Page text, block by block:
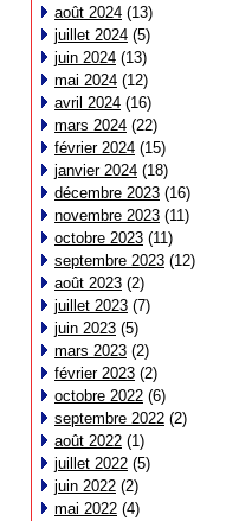
août 2024 (13)
juillet 2024 (5)
juin 2024 (13)
mai 2024 (12)
avril 2024 (16)
mars 2024 (22)
février 2024 (15)
janvier 2024 (18)
décembre 2023 (16)
novembre 2023 (11)
octobre 2023 (11)
septembre 2023 (12)
août 2023 (2)
juillet 2023 (7)
juin 2023 (5)
mars 2023 (2)
février 2023 (2)
octobre 2022 (6)
septembre 2022 (2)
août 2022 (1)
juillet 2022 (5)
juin 2022 (2)
mai 2022 (4)